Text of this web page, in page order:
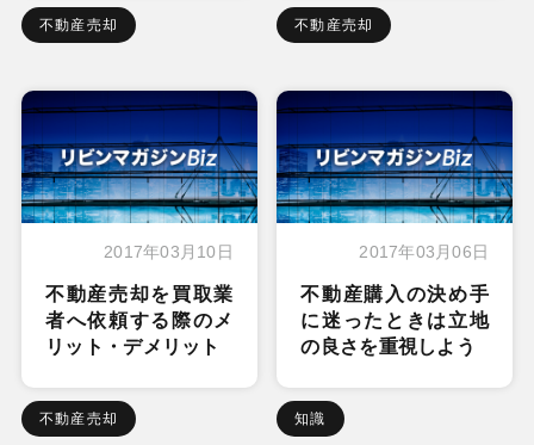
不動産売却 不動産売却
2017年03月10日
不動産売却を買取業
者へ依頼する際のメ
リット・デメリット
不動産売却
2017年03月06日
不動産購入の決め手
に迷ったときは立地
の良さを重視しよう
知識